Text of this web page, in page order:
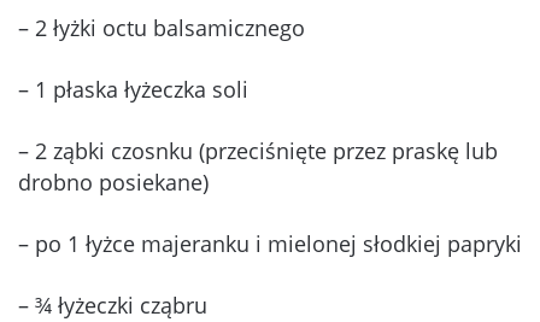
– 2 łyżki octu balsamicznego
– 1 płaska łyżeczka soli
– 2 ząbki czosnku (przeciśnięte przez praskę lub
drobno posiekane)
– po 1 łyżce majeranku i mielonej słodkiej papryki
– ¾ łyżeczki cząbru